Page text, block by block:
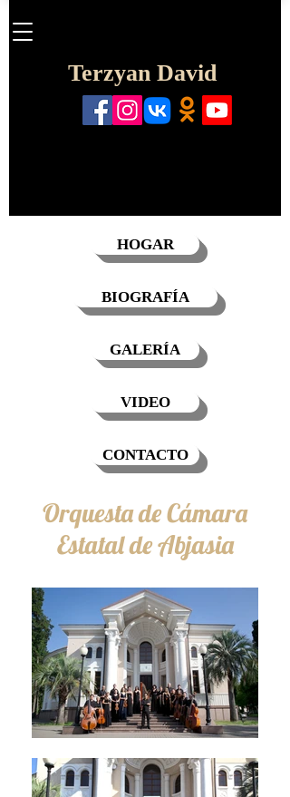
Terzyan David
HOGAR
BIOGRAFÍA
GALERÍA
VIDEO
CONTACTO
Orquesta de Cámara
Estatal de Abjasia